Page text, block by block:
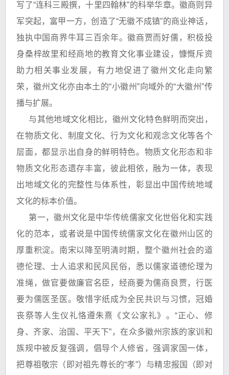
写了“连科三殿撰，十里四翰林”的科举华章。徽商则异
军突起，富甲一方，创造了“无徽不成镇”的商业神话，
独执中国商界牛耳三百余年。徽商贾而好儒，积极投
身桑梓故里和经商地的教育文化事业建设，慷慨斥资
助力相关事业发展，有力地促进了徽州文化走向繁
荣，徽州文化亦由本土的“小徽州”向域外的“大徽州”传
播与扩展。
与其他地域文化相比，徽州文化特色鲜明而突出，
在物质文化、制度文化、行为文化和观念文化等各个
层面，都显示出自身的鲜明特色。物质文化形态和非
物质文化形态遗存丰富，彼此相依，融为一体，表现
出地域文化的完整性与体系性，彰显出中国传统地域
文化的标本价值。
第一，徽州文化是中华传统儒家文化世俗化和实践
化的范本，或者说是中国传统儒家文化在徽州山区的
厚重积淀。南宋以降至明清时期，整个徽州社会的道
德伦理、士人追求和民风民俗，悉以儒家道德伦理为
准绳，做官要做廉官名臣，经商要为儒商良贾，行医
要为儒医圣医。敬惜字纸成为全民共识与习惯，冠婚
丧祭等人生仪礼恪遵朱熹《文公家礼》。“正心、修
身、齐家、治国、平天下”，在众多徽州宗族的家训和
族规中被反复强调，倡导个人修省，强调家国一体，
把尊祖敬宗（即对祖先尊长的“孝”）与精忠报国（即对